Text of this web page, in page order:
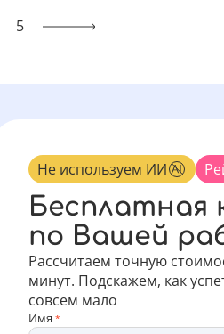
5
Не используем ИИ
Бесплатная
по Вашей
Рассчитаем точную
минут. Подскажем, как
совсем мало
Имя *